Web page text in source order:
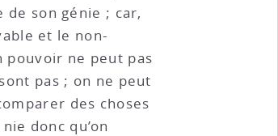
de son génie ; car,
et le non-
pouvoir ne peut pas
pas ; on ne peut
des choses
donc qu’on